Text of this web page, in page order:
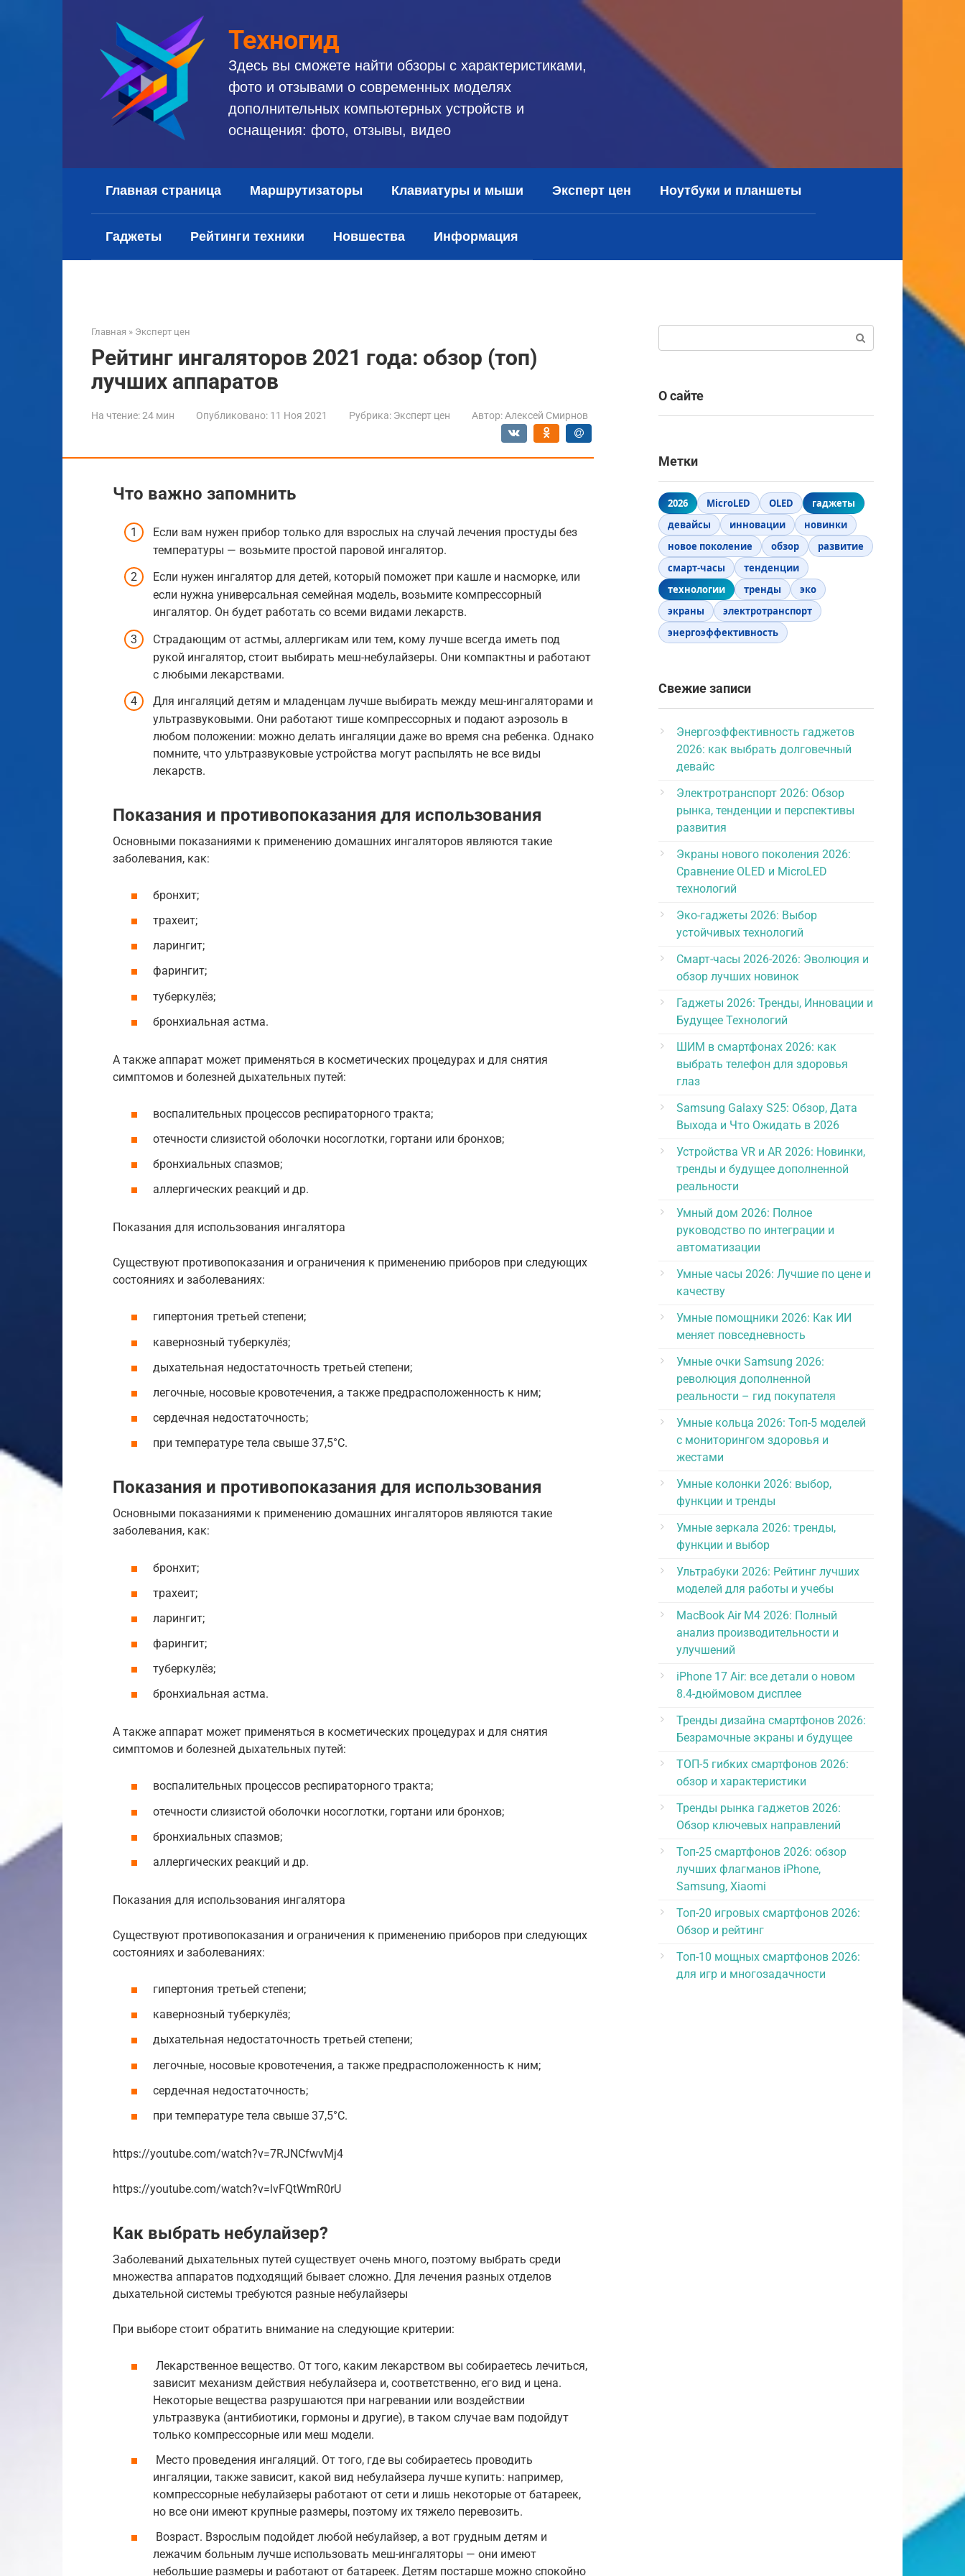
Техногид
Здесь вы сможете найти обзоры с характеристиками,
фото и отзывами о современных моделях
дополнительных компьютерных устройств и
оснащения: фото, отзывы, видео
Главная страница Маршрутизаторы Клавиатуры и мыши Эксперт цен Ноутбуки и планшеты
Гаджеты Рейтинги техники Новшества Информация
Главная » Эксперт цен
Рейтинг ингаляторов 2021 года: обзор (топ)
лучших аппаратов
На чтение:24 мин Опубликовано: 11 Ноя 2021 Рубрика: Эксперт цен Автор: Алексей Смирнов
Что важно запомнить
Если вам нужен прибор только для взрослых на случай лечения простуды без
температуры — возьмите простой паровой ингалятор.
Если нужен ингалятор для детей, который поможет при кашле и насморке, или
если нужна универсальная семейная модель, возьмите компрессорный
ингалятор. Он будет работать со всеми видами лекарств.
Страдающим от астмы, аллергикам или тем, кому лучше всегда иметь под
рукой ингалятор, стоит выбирать меш-небулайзеры. Они компактны и работают
с любыми лекарствами.
Для ингаляций детям и младенцам лучше выбирать между меш-ингаляторами и
ультразвуковыми. Они работают тише компрессорных и подают аэрозоль в
любом положении: можно делать ингаляции даже во время сна ребенка. Однако
помните, что ультразвуковые устройства могут распылять не все виды
лекарств.
Показания и противопоказания для использования
Основными показаниями к применению домашних ингаляторов являются такие
заболевания, как:
бронхит;
трахеит;
ларингит;
фарингит;
туберкулёз;
бронхиальная астма.
А также аппарат может применяться в косметических процедурах и для снятия
симптомов и болезней дыхательных путей:
воспалительных процессов респираторного тракта;
отечности слизистой оболочки носоглотки, гортани или бронхов;
бронхиальных спазмов;
аллергических реакций и др.
Показания для использования ингалятора
Существуют противопоказания и ограничения к применению приборов при следующих
состояниях и заболеваниях:
гипертония третьей степени;
кавернозный туберкулёз;
дыхательная недостаточность третьей степени;
легочные, носовые кровотечения, а также предрасположенность к ним;
сердечная недостаточность;
при температуре тела свыше 37,5°C.
Показания и противопоказания для использования
Основными показаниями к применению домашних ингаляторов являются такие
заболевания, как:
бронхит;
трахеит;
ларингит;
фарингит;
туберкулёз;
бронхиальная астма.
А также аппарат может применяться в косметических процедурах и для снятия
симптомов и болезней дыхательных путей:
воспалительных процессов респираторного тракта;
отечности слизистой оболочки носоглотки, гортани или бронхов;
бронхиальных спазмов;
аллергических реакций и др.
Показания для использования ингалятора
Существуют противопоказания и ограничения к применению приборов при следующих
состояниях и заболеваниях:
гипертония третьей степени;
кавернозный туберкулёз;
дыхательная недостаточность третьей степени;
легочные, носовые кровотечения, а также предрасположенность к ним;
сердечная недостаточность;
при температуре тела свыше 37,5°C.
https://youtube.com/watch?v=7RJNCfwvMj4
https://youtube.com/watch?v=lvFQtWmR0rU
Как выбрать небулайзер?
Заболеваний дыхательных путей существует очень много, поэтому выбрать среди
множества аппаратов подходящий бывает сложно. Для лечения разных отделов
дыхательной системы требуются разные небулайзеры
При выборе стоит обратить внимание на следующие критерии:
Лекарственное вещество. От того, каким лекарством вы собираетесь лечиться,
зависит механизм действия небулайзера и, соответственно, его вид и цена.
Некоторые вещества разрушаются при нагревании или воздействии
ультразвука (антибиотики, гормоны и другие), в таком случае вам подойдут
только компрессорные или меш модели.
Место проведения ингаляций. От того, где вы собираетесь проводить
ингаляции, также зависит, какой вид небулайзера лучше купить: например,
компрессорные небулайзеры работают от сети и лишь некоторые от батареек,
но все они имеют крупные размеры, поэтому их тяжело перевозить.
Возраст. Взрослым подойдет любой небулайзер, а вот грудным детям и
лежачим больным лучше использовать меш-ингаляторы — они имеют
небольшие размеры и работают от батареек. Детям постарше можно спокойно
О сайте
Метки
2026 MicroLED OLED
гаджеты
девайсы
инновации
новинки
новое поколение
обзор
развитие
смарт-часы
тенденции
технологии
тренды
эко
экраны
электротранспорт
энергоэффективность
Свежие записи
Энергоэффективность гаджетов
2026: как выбрать долговечный
девайс
Электротранспорт 2026: Обзор
рынка, тенденции и перспективы
развития
Экраны нового поколения 2026:
Сравнение OLED и MicroLED
технологий
Эко-гаджеты 2026: Выбор
устойчивых технологий
Смарт-часы 2026-2026: Эволюция и
обзор лучших новинок
Гаджеты 2026: Тренды, Инновации и
Будущее Технологий
ШИМ в смартфонах 2026: как
выбрать телефон для здоровья
глаз
Samsung Galaxy S25: Обзор, Дата
Выхода и Что Ожидать в 2026
Устройства VR и AR 2026: Новинки,
тренды и будущее дополненной
реальности
Умный дом 2026: Полное
руководство по интеграции и
автоматизации
Умные часы 2026: Лучшие по цене и
качеству
Умные помощники 2026: Как ИИ
меняет повседневность
Умные очки Samsung 2026:
революция дополненной
реальности – гид покупателя
Умные кольца 2026: Топ-5 моделей
с мониторингом здоровья и
жестами
Умные колонки 2026: выбор,
функции и тренды
Умные зеркала 2026: тренды,
функции и выбор
Ультрабуки 2026: Рейтинг лучших
моделей для работы и учебы
MacBook Air M4 2026: Полный
анализ производительности и
улучшений
iPhone 17 Air: все детали о новом
8.4-дюймовом дисплее
Тренды дизайна смартфонов 2026:
Безрамочные экраны и будущее
ТОП-5 гибких смартфонов 2026:
обзор и характеристики
Тренды рынка гаджетов 2026:
Обзор ключевых направлений
Топ-25 смартфонов 2026: обзор
лучших флагманов iPhone,
Samsung, Xiaomi
Топ-20 игровых смартфонов 2026:
Обзор и рейтинг
Топ-10 мощных смартфонов 2026:
для игр и многозадачности